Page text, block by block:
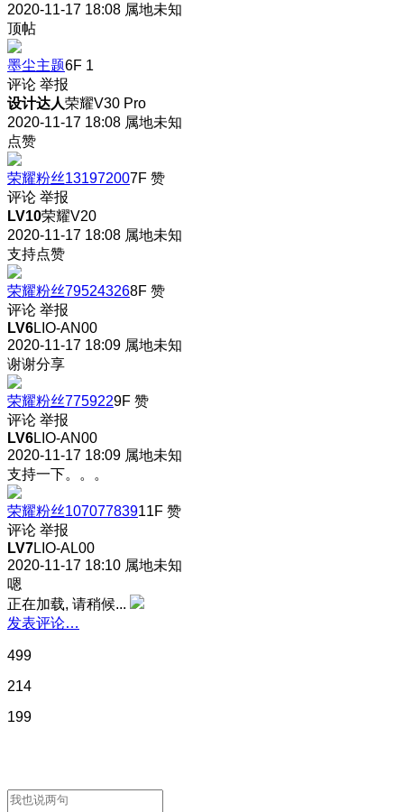
2020-11-17 18:08 属地未知
顶帖
墨尘主题6F 1
评论 举报
设计达人荣耀V30 Pro
2020-11-17 18:08 属地未知
点赞
荣耀粉丝131972007F 赞
评论 举报
LV10荣耀V20
2020-11-17 18:08 属地未知
支持点赞
荣耀粉丝795243268F 赞
评论 举报
LV6LIO-AN00
2020-11-17 18:09 属地未知
谢谢分享
荣耀粉丝7759229F 赞
评论 举报
LV6LIO-AN00
2020-11-17 18:09 属地未知
支持一下。。。
荣耀粉丝10707783911F 赞
评论 举报
LV7LIO-AL00
2020-11-17 18:10 属地未知
嗯
正在加载, 请稍候...
发表评论…
499
214
199